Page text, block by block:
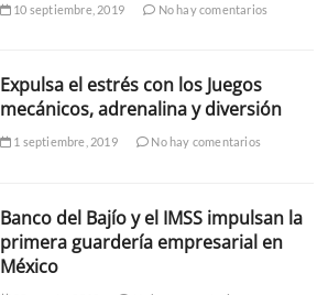
10 septiembre, 2019 No hay comentarios
Expulsa el estrés con los Juegos
mecánicos, adrenalina y diversión
1 septiembre, 2019 No hay comentarios
Banco del Bajío y el IMSS impulsan la
primera guardería empresarial en
México